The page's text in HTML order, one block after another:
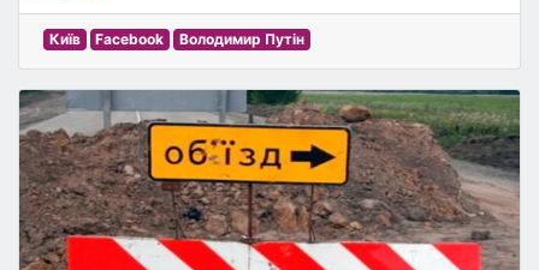
Київ Facebook Володимир Путін